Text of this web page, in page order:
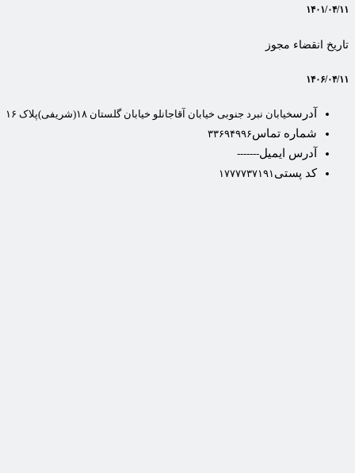
۱۴۰۱/۰۴/۱۱
تاریخ انقضاء مجوز
۱۴۰۶/۰۴/۱۱
آدرسخیابان نبرد جنوبی خیابان آقاجانلو خیابان گلستان ۱۸(شریفی)پلاک ۱۶
شماره تماس۳۳۶۹۴۹۹۶
آدرس ایمیل-------
کد پستی ۱۷۷۷۷۳۷۱۹۱